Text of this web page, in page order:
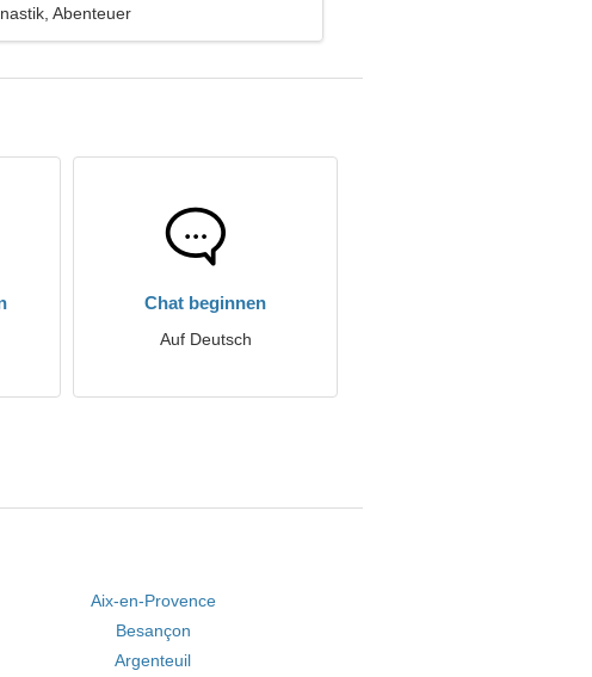
Abenteuer
Chat beginnen
Auf Deutsch
Aix-en-Provence
Besançon
Argenteuil